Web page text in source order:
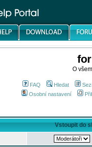
O
FAQ Hledat
Osobní nastavení
Vstoupit do